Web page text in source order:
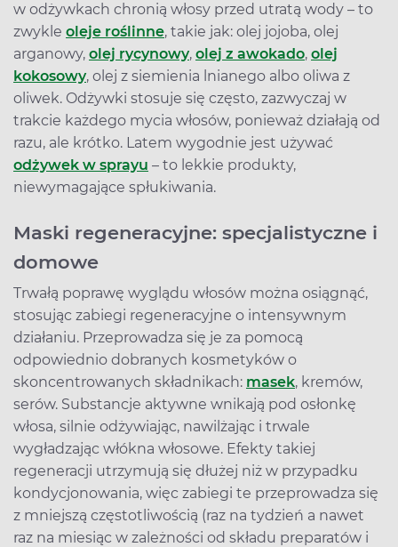
w odżywkach chronią włosy przed utratą wody – to
zwykle oleje roślinne, takie jak: olej jojoba, olej
arganowy, olej rycynowy, olej z awokado, olej
kokosowy, olej z siemienia lnianego albo oliwa z
oliwek. Odżywki stosuje się często, zazwyczaj w
trakcie każdego mycia włosów, ponieważ działają od
razu, ale krótko. Latem wygodnie jest używać
odżywek w sprayu – to lekkie produkty,
niewymagające spłukiwania.
Maski regeneracyjne: specjalistyczne i
domowe
Trwałą poprawę wyglądu włosów można osiągnąć,
stosując zabiegi regeneracyjne o intensywnym
działaniu. Przeprowadza się je za pomocą
odpowiednio dobranych kosmetyków o
skoncentrowanych składnikach: masek, kremów,
serów. Substancje aktywne wnikają pod osłonkę
włosa, silnie odżywiając, nawilżając i trwale
wygładzając włókna włosowe. Efekty takiej
regeneracji utrzymują się dłużej niż w przypadku
kondycjonowania, więc zabiegi te przeprowadza się
z mniejszą częstotliwością (raz na tydzień a nawet
raz na miesiąc w zależności od składu preparatów i